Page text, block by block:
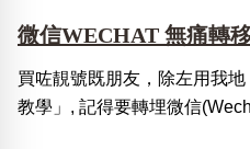
微信WECHAT 無痛轉
買咗靚號既朋友，除左用我
教學」, 記得要轉埋微信